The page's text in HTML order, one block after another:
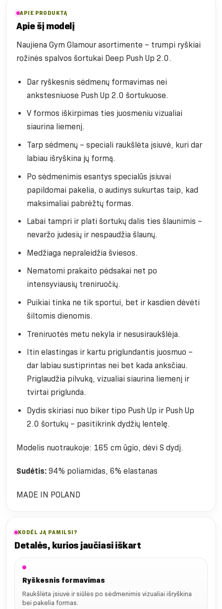
APIE PRODUKTĄ
Apie šį modelį
Naujiena Gym Glamour asortimente – trumpi ryškiai
rožinės spalvos šortukai Deep Push Up 2.0.
Dar ryškesnis sėdmenų formavimas nei
ankstesniuose Push Up 2.0 šortukuose.
V formos iškirpimas ties juosmeniu vizualiai
siaurina liemenį.
Tarp sėdmenų – speciali raukšlėta įsiuvė, kuri dar
labiau išryškina jų formą.
Po sėdmenimis esantys specialūs įsiuvai
papildomai pakelia, o audinys sukurtas taip, kad
maksimaliai pabrėžtų formas.
Labai tampri ir plati šortukų dalis ties šlaunimis –
nevaržo judesių ir nespaudžia šlaunų.
Medžiaga nepraleidžia šviesos.
Nematomi prakaito pėdsakai net po
intensyviausių treniruočių.
Puikiai tinka ne tik sportui, bet ir kasdien dėvėti
šiltomis dienomis.
Treniruotės metu nekyla ir nesusiraukšlėja.
Itin elastingas ir kartu priglundantis juosmuo –
dar labiau sustiprintas nei bet kada anksčiau.
Priglaudžia pilvuką, vizualiai siaurina liemenį ir
tvirtai priglunda.
Dydis skiriasi nuo biker tipo Push Up ir Push Up
2.0 šortukų – pasitikrink dydžių lentelę.
Modelis nuotraukoje: 165 cm ūgio, dėvi S dydį.
Sudėtis: 94% poliamidas, 6% elastanas
MADE IN POLAND
KODĖL JĄ PAMILSI?
Detalės, kurios jaučiasi iškart
Ryškesnis formavimas
Raukšlėta įsiuvė ir siūlės po sėdmenimis vizualiai išryškina
bei pakelia formas.